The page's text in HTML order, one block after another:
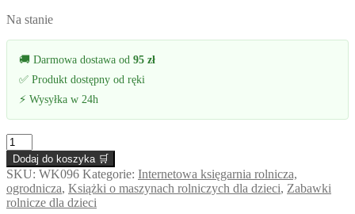
Na stanie
🚚 Darmowa dostawa od 95 zł
✅ Produkt dostępny od ręki
⚡ Wysyłka w 24h
ilość
Traktory-
małe
kompedium
Dodaj do koszyka 🛒
SKU: WK096 Kategorie: Internetowa księgarnia rolnicza,
ogrodnicza, Książki o maszynach rolniczych dla dzieci, Zabawki
rolnicze dla dzieci